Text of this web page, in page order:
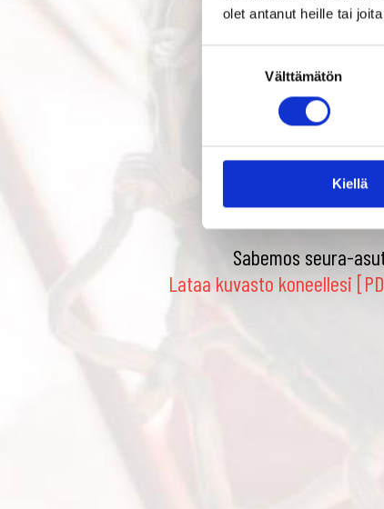
olet antanut heille tai
t
k
n
Välttämätön
Kiellä
Sabemos seura-
Lataa kuvasto koneellesi